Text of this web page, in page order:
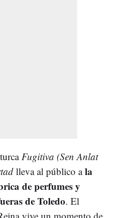
Fugitiva (Sen Anlat
lleva al público ala
de perfumes y
de Toledo. El